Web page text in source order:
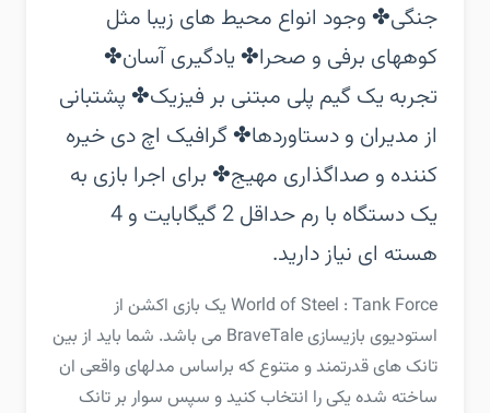
جنگی‏✤ وجود انواع محیط های زیبا مثل
کوههای برفی و صحرا‏✤ یادگیری آسان‏✤
تجربه یک گیم پلی مبتنی بر فیزیک‏✤ پشتبانی
از مدیران و دستاوردها‏✤ گرافیک اچ دی خیره
کننده و صداگذاری مهیج‏✤ برای اجرا بازی به
یک دستگاه با رم حداقل 2 گیگابایت و 4
هسته ای نیاز دارید.
‏‏World of Steel : Tank Force یک بازی اکشن از
استودیوی بازیسازی BraveTale می باشد. شما باید از بین
تانک های قدرتمند و متنوع که براساس مدلهای واقعی ان
ساخته شده یکی را انتخاب کنید و سپس سوار بر تانک